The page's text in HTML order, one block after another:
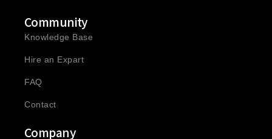
Community
Knowledge Base
Hire an Expart
FAQ
Contact
Company